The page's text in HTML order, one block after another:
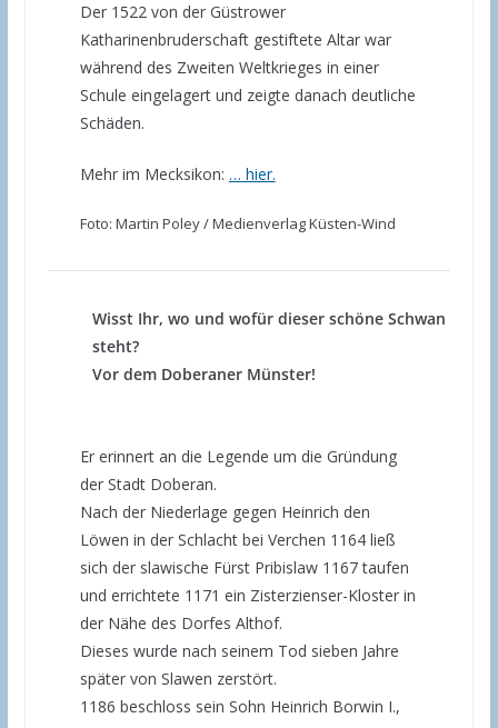
Der 1522 von der Güstrower
Katharinenbruderschaft gestiftete Altar war
während des Zweiten Weltkrieges in einer
Schule eingelagert und zeigte danach deutliche
Schäden.
Mehr im Mecksikon: … hier.
Foto: Martin Poley / Medienverlag Küsten-Wind
Wisst Ihr, wo und wofür dieser schöne Schwan
steht?
Vor dem Doberaner Münster!
Er erinnert an die Legende um die Gründung
der Stadt Doberan.
Nach der Niederlage gegen Heinrich den
Löwen in der Schlacht bei Verchen 1164 ließ
sich der slawische Fürst Pribislaw 1167 taufen
und errichtete ­­1171 ein Zisterzienser-Kloster in
der Nähe des Dorfes Althof.
Dieses wurde nach seinem Tod sieben Jahre
später von Slawen zerstört.
1186 beschloss sein Sohn Heinrich Borwin I.,